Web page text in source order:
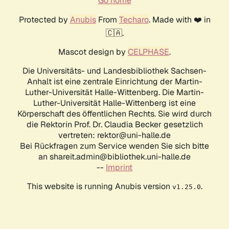
Protected by AnubisFrom Techaro. Made with ❤️ in
🇨🇦.
Mascot design by CELPHASE.
Die Universitäts- und Landesbibliothek Sachsen-
Anhalt ist eine zentrale Einrichtung der Martin-
Luther-Universität Halle-Wittenberg. Die Martin-
Luther-Universität Halle-Wittenberg ist eine
Körperschaft des öffentlichen Rechts. Sie wird durch
die Rektorin Prof. Dr. Claudia Becker gesetzlich
vertreten: rektor@uni-halle.de
Bei Rückfragen zum Service wenden Sie sich bitte
an shareit.admin@bibliothek.uni-halle.de
-- Imprint
This website is running Anubis version v1.25.0.